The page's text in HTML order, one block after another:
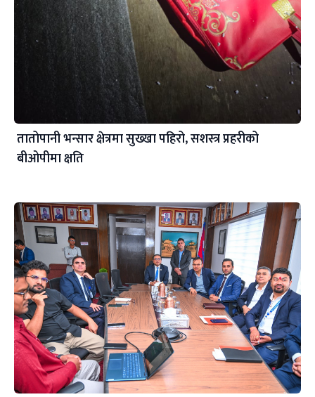
तातोपानी भन्सार क्षेत्रमा सुख्खा पहिरो, सशस्त्र प्रहरीको
बीओपीमा क्षति